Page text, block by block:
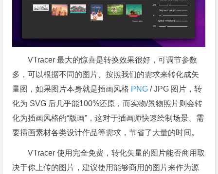
VTracer 最大的惊喜是转换效果很好，可调节参数
多，可以根据不同的图片、按照我们的需求来转化成矢
量图，如果图片本身就是插画风格 PNG / JPG 图片，转
化为 SVG 后几乎能100%还原，而实物/景物照片则会转
化为插画风格的“版画”，这对于插画师快速绘制场景、需
要插画素材各类设计作品等需求，节省了大量的时间。
VTracer 使用完全免费，转化矢量的图片能否商用取
决于你上传的图片，建议使用能够商用的图片来作为源